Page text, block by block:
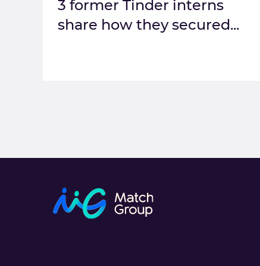
3 former Tinder interns
share how they secured...